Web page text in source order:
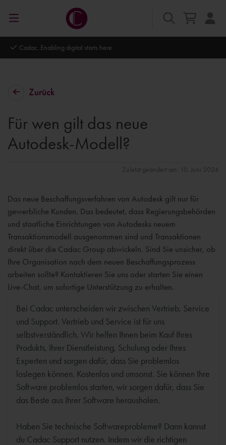
Enabling digital starts here.
Zurück
Für wen gilt das neue
Autodesk-Modell?
Zuletzt geändert am: 10. Juni 2024
Das neue Beschaffungsverfahren von Autodesk gilt nur für
gewerbliche Kunden. Das bedeutet, dass Regierungsbehörden
und staatliche Einrichtungen von Autodesks neuem
Transaktionsmodell ausgenommen sind und Transaktionen
direkt über die Cadac Group abwickeln. Sind Sie unsicher, ob
Ihre Organisation nach dem neuen Beschaffungsprozess
arbeiten sollte? Kontaktieren Sie uns oder starten Sie einen
Live-Chat, um sofortige Unterstützung zu erhalten.
Bei Cadac unterscheiden wir zwischen Vertrieb, Service
und Support. Vertrieb und Service ist für uns
selbstverständlich. Wir helfen Ihnen beim Kauf Ihres
Produkts, Ihrer Dienstleistung, Schulung oder Ihres
Experten und sorgen dafür, dass Sie problemlos
loslegen können. Kostenlos und umsonst. Sie können Ihre
Software problemlos starten, wir sorgen dafür, dass Sie
das Beste aus Ihrer Software herausholen.
Haben Sie technische Softwareprobleme? Dann kannst
du Cadac Support nutzen. Indem wir die richtigen